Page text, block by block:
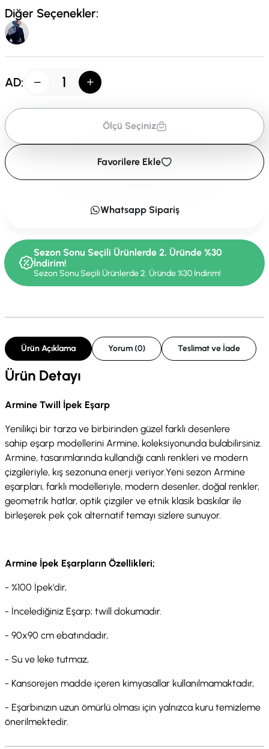
Diğer Seçenekler:
AD:
Ölçü Seçiniz
Favorilere Ekle
Whatsapp Sipariş
Sezon Sonu Seçili Ürünlerde 2. Üründe %30
İndirim!
Sezon Sonu Seçili Ürünlerde 2. Üründe %30 İndirim!
Ürün Açıklama Yorum (0) Teslimat ve İade
Ürün Detayı
Armine Twill İpek Eşarp
Yenilikçi bir tarza ve birbirinden güzel farklı desenlere
sahip eşarp modellerini Armine, koleksiyonunda bulabilirsiniz.
Armine, tasarımlarında kullandığı canlı renkleri ve modern
çizgileriyle, kış sezonuna enerji veriyor.Yeni sezon Armine
eşarpları, farklı modelleriyle, modern desenler, doğal renkler,
geometrik hatlar, optik çizgiler ve etnik klasik baskılar ile
birleşerek pek çok alternatif temayı sizlere sunuyor.
Armine İpek Eşarpların Özellikleri;
- %100 İpek'dir,
- İncelediğiniz Eşarp; twill dokumadır.
- 90x90 cm ebatındadır,
- Su ve leke tutmaz,
- Kansorejen madde içeren kimyasallar kullanılmamaktadır,
- Eşarbınızın uzun ömürlü olması için yalnızca kuru temizleme
önerilmektedir.